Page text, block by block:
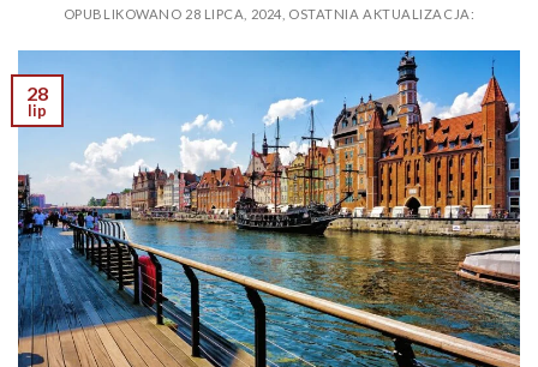
OPUBLIKOWANO 28 LIPCA, 2024 OSTATNIA AKTUALIZACJA:
28
lip